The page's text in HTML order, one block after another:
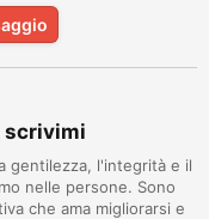
profonda e un
scrivimi
gentilezza, l'integrità e il
nelle persone. Sono
che ama migliorarsi e